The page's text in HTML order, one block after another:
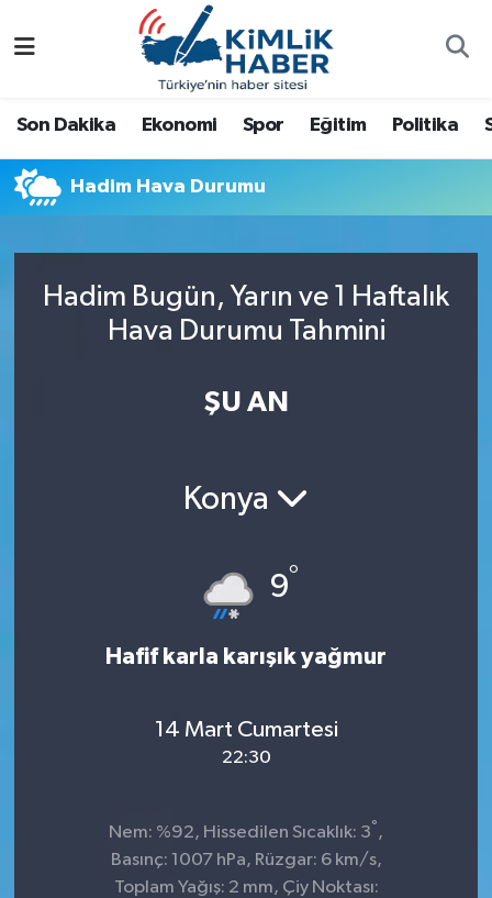
Son Dakika Ekonomi Spor Eğitim Politika
Hadim Hava Durumu
Hadim Bugün, Yarın ve 1 Haftalık
Hava Durumu Tahmini
ŞU AN
Konya
9°
Hafif karla karışık yağmur
14 Mart Cumartesi
22:30
Nem: %92, Hissedilen Sıcaklık: 3° ,
Basınç: 1007 hPa, Rüzgar: 6 km/s,
Toplam Yağış: 2 mm, Çiy Noktası:
Antalya
Dünya
Eğitim
Magazin
Sağlık
Nöbetçi Eczaneler
Namaz Vakitleri
Trafik Durumu
Süper Lig Puan Durumu ve Fikstür
Son Dakika Haberleri